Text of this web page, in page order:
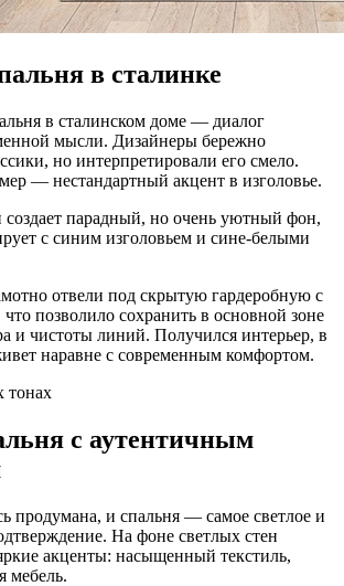
в сталинке
в сталинском доме — диалог
мысли. Дизайнеры бережно
но интерпретировали его смело.
— нестандартный акцент в изголовье.
создает парадный, но очень уютный фон,
с синим изголовьем и сине-белыми
отвели под скрытую гардеробную с
позволило сохранить в основной зоне
и чистоты линий. Получился интерьер, в
наравне с современным комфортом.
с аутентичным
продумана, и спальня — самое светлое и
На фоне светлых стен
акценты: насыщенный текстиль,
мебель.